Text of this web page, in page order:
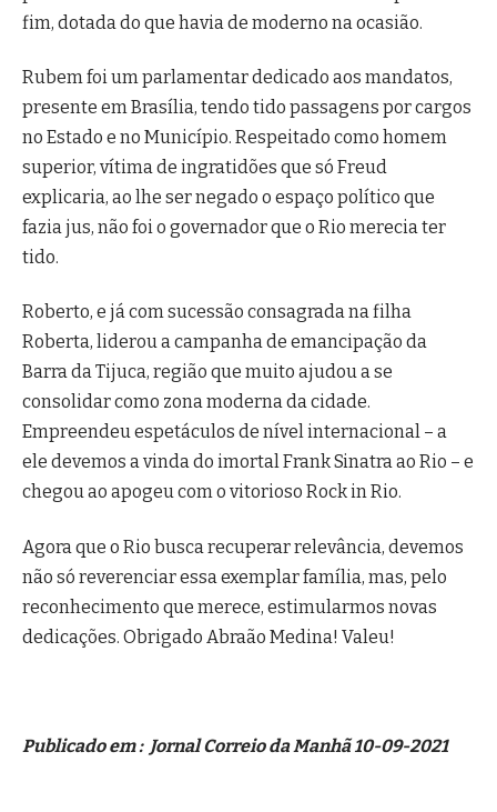
fim, dotada do que havia de moderno na ocasião.
Rubem foi um parlamentar dedicado aos mandatos,
presente em Brasília, tendo tido passagens por cargos
no Estado e no Município. Respeitado como homem
superior, vítima de ingratidões que só Freud
explicaria, ao lhe ser negado o espaço político que
fazia jus, não foi o governador que o Rio merecia ter
tido.
Roberto, e já com sucessão consagrada na filha
Roberta, liderou a campanha de emancipação da
Barra da Tijuca, região que muito ajudou a se
consolidar como zona moderna da cidade.
Empreendeu espetáculos de nível internacional – a
ele devemos a vinda do imortal Frank Sinatra ao Rio – e
chegou ao apogeu com o vitorioso Rock in Rio.
Agora que o Rio busca recuperar relevância, devemos
não só reverenciar essa exemplar família, mas, pelo
reconhecimento que merece, estimularmos novas
dedicações. Obrigado Abraão Medina! Valeu!
Publicado em : Jornal Correio da Manhã 10-09-2021